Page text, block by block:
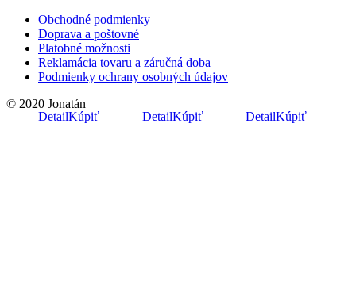
DetailKúpiť DetailKúpiť DetailKúpiť
Obchodné podmienky
Doprava a poštovné
Platobné možnosti
Reklamácia tovaru a záručná doba
Podmienky ochrany osobných údajov
© 2020 Jonatán